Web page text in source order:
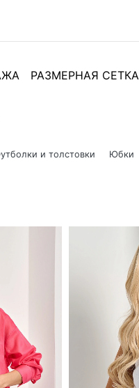
РАЗМЕРНАЯ СЕТКА
и толстовки Юбки